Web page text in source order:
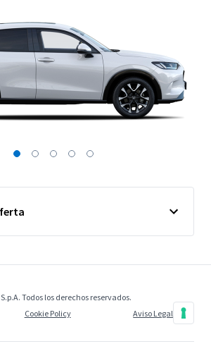
Todos los derechos reservados.
Cookie Policy Aviso Legal